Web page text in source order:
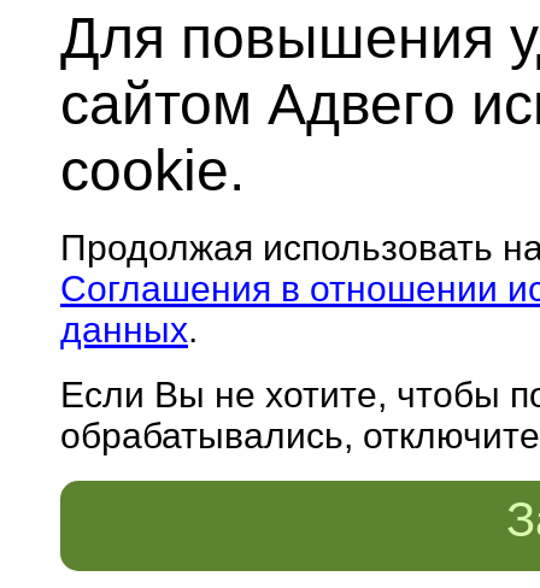
Для повышения
сайтом Адвего
cookie.
Продолжая использовать
Соглашения в отношении
данных.
Если Вы не хотите, чтобы
обрабатывались,